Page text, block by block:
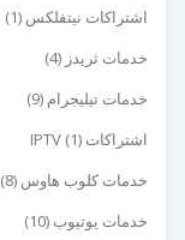
اشتراكات نيتفلكس (1)
خدمات ثريدز (4)
خدمات تيليجرام (9)
اشتراكات IPTV (1)
خدمات كلوب هاوس (8)
خدمات يوتيوب (10)